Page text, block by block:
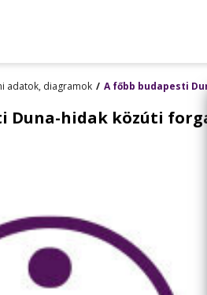
adatok, diagramok A főbb budapesti
Duna-hidak közúti